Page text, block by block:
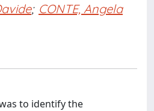
; CONTE, Angela
to identify the